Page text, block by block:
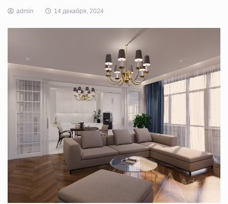
admin 14 декабря, 2024